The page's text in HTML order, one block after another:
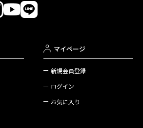
マイページ
新規会員登録
ログイン
お気に入り